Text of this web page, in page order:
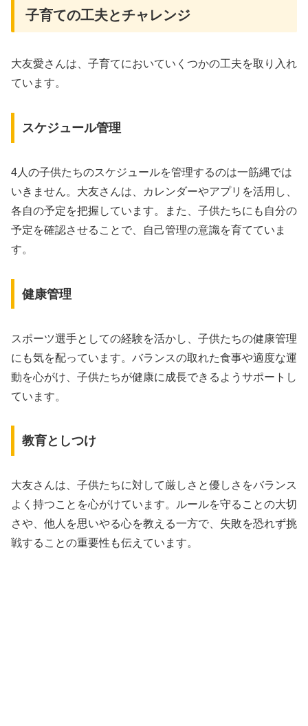
子育ての工夫とチャレンジ
大友愛さんは、子育てにおいていくつかの工夫を取り入れ
ています。
スケジュール管理
4人の子供たちのスケジュールを管理するのは一筋縄では
いきません。大友さんは、カレンダーやアプリを活用し、
各自の予定を把握しています。また、子供たちにも自分の
予定を確認させることで、自己管理の意識を育てていま
す。
健康管理
スポーツ選手としての経験を活かし、子供たちの健康管理
にも気を配っています。バランスの取れた食事や適度な運
動を心がけ、子供たちが健康に成長できるようサポートし
ています。
教育としつけ
大友さんは、子供たちに対して厳しさと優しさをバランス
よく持つことを心がけています。ルールを守ることの大切
さや、他人を思いやる心を教える一方で、失敗を恐れず挑
戦することの重要性も伝えています。